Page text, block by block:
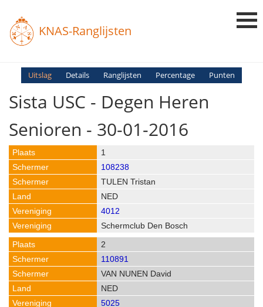
KNAS-Ranglijsten
Login
Uitslag Details Ranglijsten Percentage Punten
Sista USC - Degen Heren
Senioren - 30-01-2016
1
108238
TULEN Tristan
NED
4012
Schermclub Den Bosch
2
110891
VAN NUNEN David
NED
5025